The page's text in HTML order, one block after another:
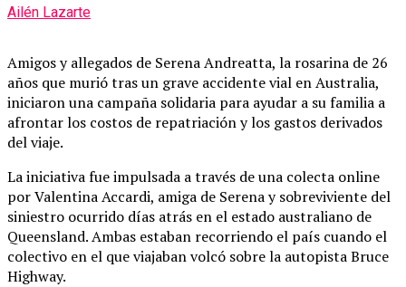
Ailén Lazarte
Amigos y allegados de Serena Andreatta, la rosarina de 26
años que murió tras un grave accidente vial en Australia,
iniciaron una campaña solidaria para ayudar a su familia a
afrontar los costos de repatriación y los gastos derivados
del viaje.
La iniciativa fue impulsada a través de una colecta online
por Valentina Accardi, amiga de Serena y sobreviviente del
siniestro ocurrido días atrás en el estado australiano de
Queensland. Ambas estaban recorriendo el país cuando el
colectivo en el que viajaban volcó sobre la autopista Bruce
Highway.